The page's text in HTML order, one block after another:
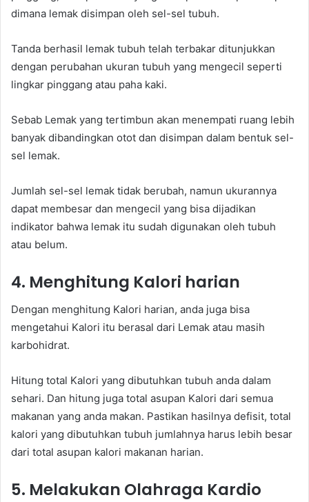
dimana lemak disimpan oleh sel-sel tubuh.
Tanda berhasil lemak tubuh telah terbakar ditunjukkan
dengan perubahan ukuran tubuh yang mengecil seperti
lingkar pinggang atau paha kaki.
Sebab Lemak yang tertimbun akan menempati ruang lebih
banyak dibandingkan otot dan disimpan dalam bentuk sel-
sel lemak.
Jumlah sel-sel lemak tidak berubah, namun ukurannya
dapat membesar dan mengecil yang bisa dijadikan
indikator bahwa lemak itu sudah digunakan oleh tubuh
atau belum.
4. Menghitung Kalori harian
Dengan menghitung Kalori harian, anda juga bisa
mengetahui Kalori itu berasal dari Lemak atau masih
karbohidrat.
Hitung total Kalori yang dibutuhkan tubuh anda dalam
sehari. Dan hitung juga total asupan Kalori dari semua
makanan yang anda makan. Pastikan hasilnya defisit, total
kalori yang dibutuhkan tubuh jumlahnya harus lebih besar
dari total asupan kalori makanan harian.
5. Melakukan Olahraga Kardio